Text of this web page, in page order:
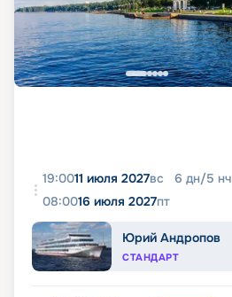
19:0011 июля 2027вс 6 дн/5 нч
08:0016 июля 2027пт
Юрий Андропов
СТАНДАРТ